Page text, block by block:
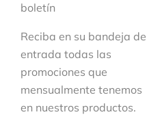
boletín
Reciba en su bandeja de
entrada todas las
promociones que
mensualmente tenemos
en nuestros productos.